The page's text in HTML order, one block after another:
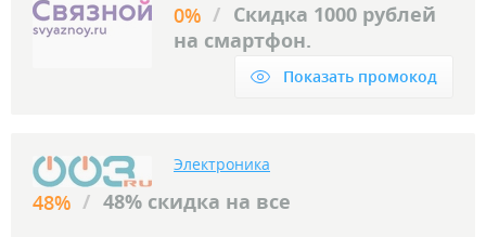
0% / Скидка 1000 рублей
на смартфон.
Показать промокод
Электроника
48% / 48% скидка на все